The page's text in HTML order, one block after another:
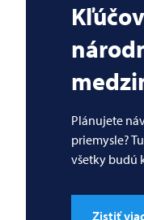
Plánujete
priemysle?
všetky budú
Zistiť